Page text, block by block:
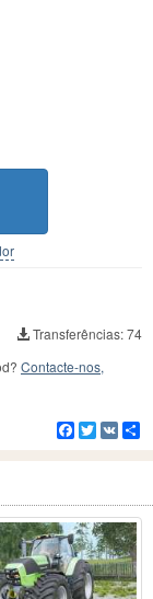
Transferências: 74
Contacte-nos,
Facebook
Twitter
VK